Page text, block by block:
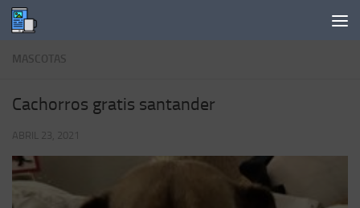
Saltar al contenido
MASCOTAS
Cachorros gratis santander
ABRIL 23, 2021